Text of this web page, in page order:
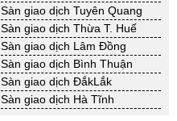
Sàn giao dịch Tuyên Quang
Sàn giao dịch Thừa T. Huế
Sàn giao dịch Lâm Đồng
Sàn giao dịch Bình Thuận
Sàn giao dịch ĐắkLắk
Sàn giao dịch Hà Tĩnh